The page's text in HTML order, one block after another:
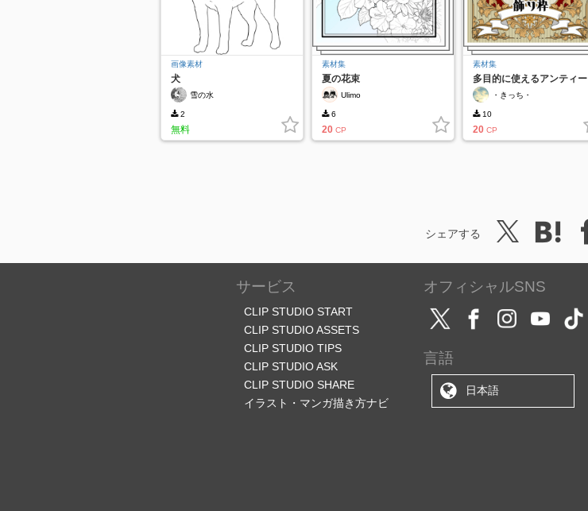
画像素材
犬
雪の水
2
無料
素材集
夏の花束
Ulimo
6
20 CP
素材集
多目的に使えるアンティー
ク葉飾り枠
・きっち・
10
20 CP
シェアする
サービス
CLIP STUDIO START
CLIP STUDIO ASSETS
CLIP STUDIO TIPS
CLIP STUDIO ASK
CLIP STUDIO SHARE
イラスト・マンガ描き方ナビ
オフィシャルSNS
言語
日本語